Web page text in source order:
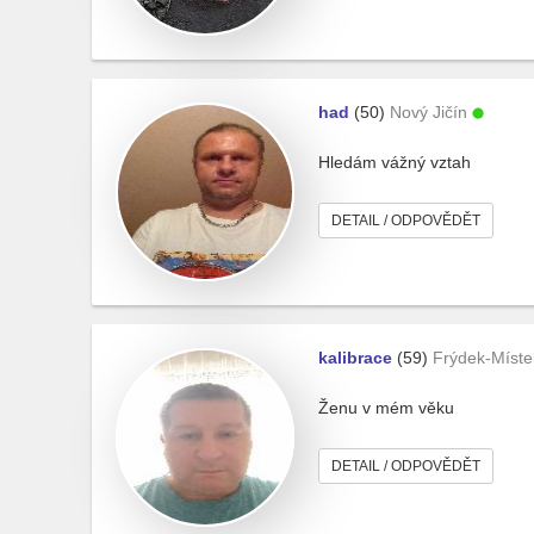
had (50) Nový Jičín
Hledám vážný vztah
DETAIL / ODPOVĚDĚT
kalibrace (59) Frýdek-
Ženu v mém věku
DETAIL / ODPOVĚDĚT